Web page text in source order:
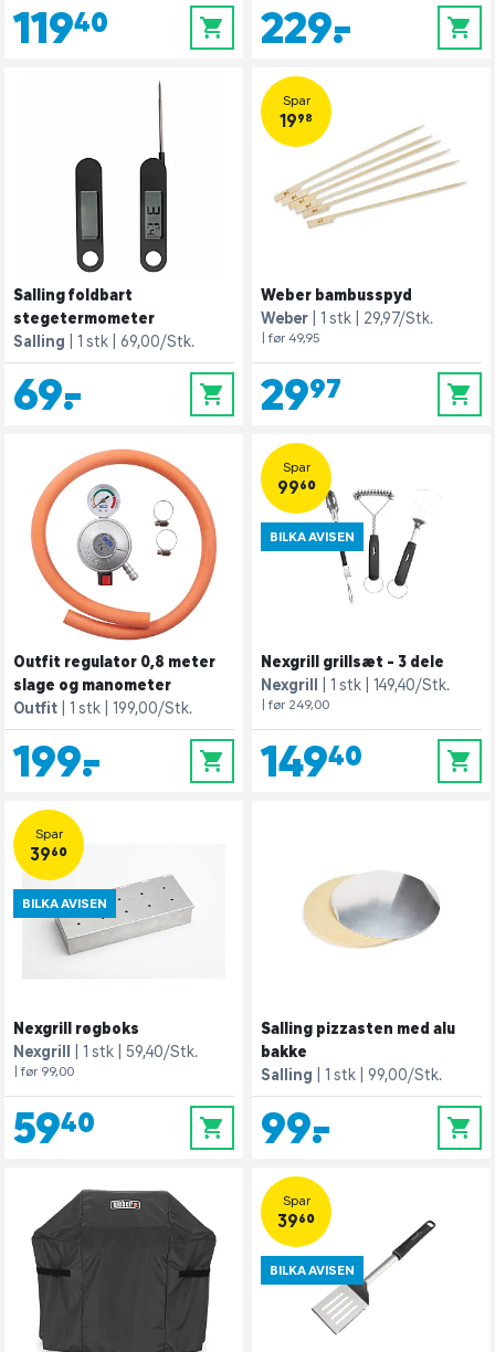
119,40 0 229,- 0
Salling foldbart
stegetermometer
Salling
1 stk 69,00/Stk.
69,- 0
Spar
19,98
Weber bambusspyd
Weber
1 stk 29,97/Stk.
| før 49,95
29,97 0
Outfit regulator 0,8 meter
slage og manometer
Outfit
1 stk 199,00/Stk.
199,- 0
Spar
99,60
BILKA AVISEN
Nexgrill grillsæt - 3 dele
Nexgrill
1 stk 149,40/Stk.
| før 249,00
149,40 0
Spar
39,60
BILKA AVISEN
Nexgrill røgboks
Nexgrill
1 stk 59,40/Stk.
| før 99,00
59,40 0
Salling pizzasten med alu
bakke
Salling
1 stk 99,00/Stk.
99,- 0
Spar
39,60
BILKA AVISEN